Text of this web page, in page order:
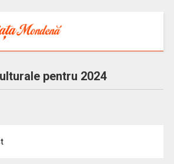
pentru 2024